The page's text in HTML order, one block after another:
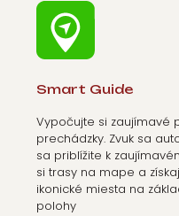
Smart Guide
Vypočujte si zaujímavé
prechádzky. Zvuk sa
sa priblížite k
si trasy na mape a
ikonické miesta na
polohy